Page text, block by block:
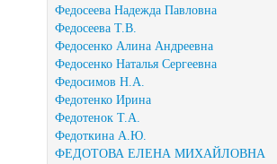
Федосеева Надежда Павловна
Федосеева Т.В.
Федосенко Алина Андреевна
Федосенко Наталья Сергеевна
Федосимов Н.А.
Федотенко Ирина
Федотенок Т.А.
Федоткина А.Ю.
ФЕДОТОВА ЕЛЕНА МИХАЙЛОВНА